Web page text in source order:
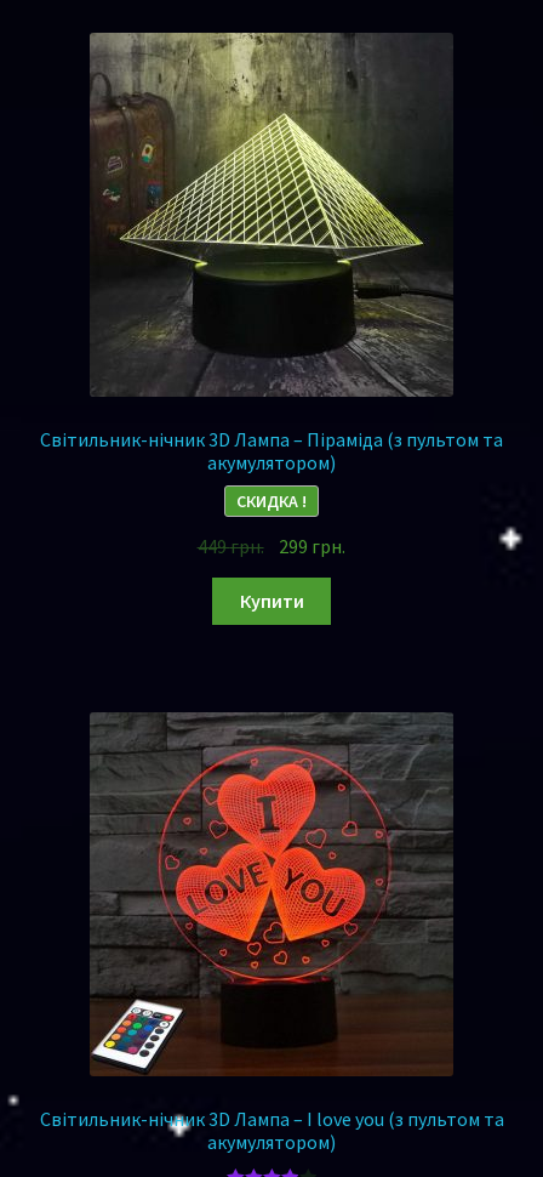
Світильник-нічник 3D Лампа – Піраміда (з пультом та
акумулятором)
СКИДКА !
449грн. 299 грн.
Купити
Світильник-нічник 3D Лампа – I love you (з пультом та
акумулятором)